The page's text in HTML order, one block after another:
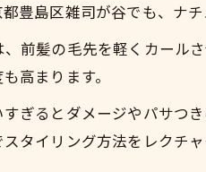
前
前
理想を
理
豊島区雑司が谷でも、ナ
前髪の毛先を軽くカール
高まります。
ぎるとダメージやパサつ
タイリング方法をレクチ